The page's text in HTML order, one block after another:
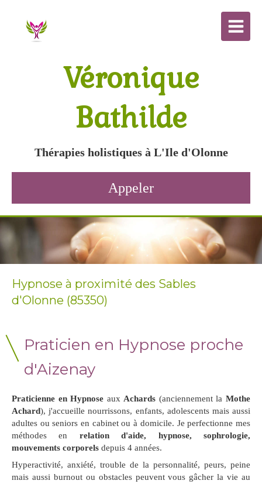
Véronique
Bathilde
Thérapies holistiques à L'Ile d'Olonne
Appeler
Hypnose à proximité des Sables
d'Olonne (85350)
Praticien en Hypnose proche
d'Aizenay
Praticienne en Hypnose aux Achards (anciennement laMothe
Achard), j'accueille nourrissons, enfants, adolescents mais aussi
adultes ou seniors en cabinet ou à domicile. Je perfectionne mes
méthodes en relation d'aide, hypnose, sophrologie,
mouvements corporels depuis 4 années.
Hyperactivité, anxiété, trouble de la personnalité, peurs, peine
mais aussi burnout ou obstacles peuvent vous gâcher la vie au